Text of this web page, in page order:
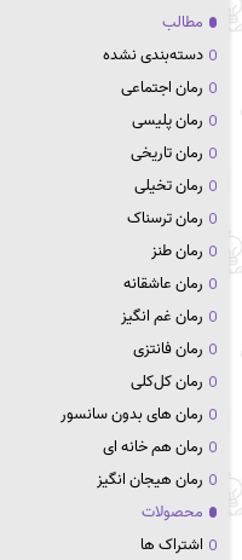
مطالب
دسته‌بندی نشده
رمان اجتماعی
رمان پلیسی
رمان تاریخی
رمان تخیلی
رمان ترسناک
رمان طنز
رمان عاشقانه
رمان غم انگیز
رمان فانتزی
رمان کل‌کلی
رمان های بدون سانسور
رمان هم خانه ای
رمان هیجان انگیز
محصولات
اشتراک ها